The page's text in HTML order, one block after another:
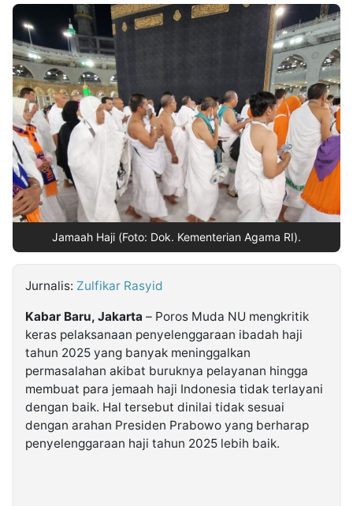
Partner
Insight
NTB
Suara
Time
Lens
IDN
Daily
Jogja
Jalan
Rakyat
Idealita
News
Kita
Notice
Radar
Baru
Seedbacklink
Follow
Kabarbaru
Kabarbaru.co
2026
Kabarbaru
Media
Jamaah Haji (Foto: Dok. Kementerian Agama RI).
Jurnalis: Zulfikar Rasyid
Kabar Baru, Jakarta – Poros Muda NU mengkritik
keras pelaksanaan penyelenggaraan ibadah haji
tahun 2025 yang banyak meninggalkan
permasalahan akibat buruknya pelayanan hingga
membuat para jemaah haji Indonesia tidak terlayani
dengan baik. Hal tersebut dinilai tidak sesuai
dengan arahan Presiden Prabowo yang berharap
penyelenggaraan haji tahun 2025 lebih baik.